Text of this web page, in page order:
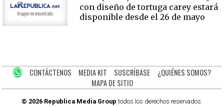
con diseño de tortuga carey estará
disponible desde el 26 de mayo
CONTÁCTENOS MEDIA KIT SUSCRÍBASE
¿QUIÉNES SOMOS?
MAPA DE SITIO
© 2026 Republica Media Group todos los derechos reservados.